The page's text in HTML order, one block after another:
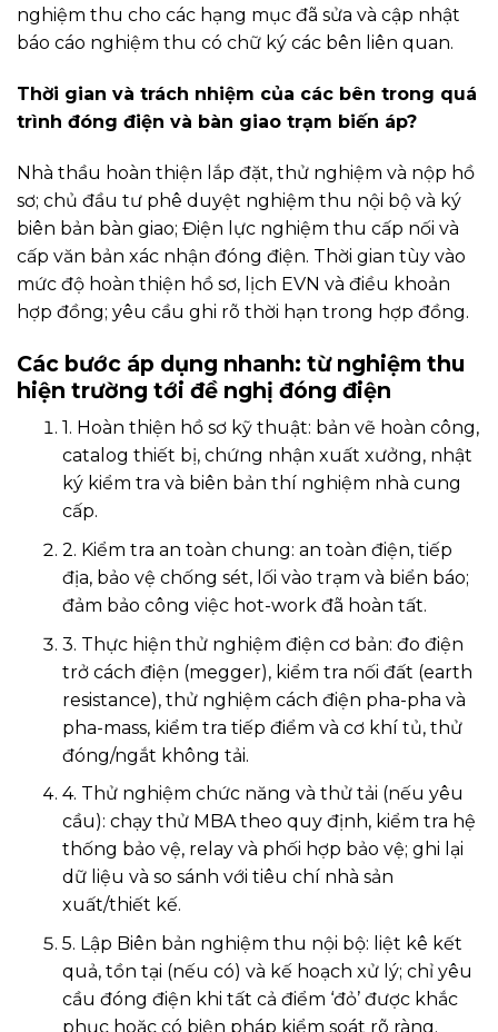
nghiệm thu cho các hạng mục đã sửa và cập nhật
báo cáo nghiệm thu có chữ ký các bên liên quan.
Thời gian và trách nhiệm của các bên trong quá
trình đóng điện và bàn giao trạm biến áp?
Nhà thầu hoàn thiện lắp đặt, thử nghiệm và nộp hồ
sơ; chủ đầu tư phê duyệt nghiệm thu nội bộ và ký
biên bản bàn giao; Điện lực nghiệm thu cấp nối và
cấp văn bản xác nhận đóng điện. Thời gian tùy vào
mức độ hoàn thiện hồ sơ, lịch EVN và điều khoản
hợp đồng; yêu cầu ghi rõ thời hạn trong hợp đồng.
Các bước áp dụng nhanh: từ nghiệm thu
hiện trường tới đề nghị đóng điện
1. Hoàn thiện hồ sơ kỹ thuật: bản vẽ hoàn công,
catalog thiết bị, chứng nhận xuất xưởng, nhật
ký kiểm tra và biên bản thí nghiệm nhà cung
cấp.
2. Kiểm tra an toàn chung: an toàn điện, tiếp
địa, bảo vệ chống sét, lối vào trạm và biển báo;
đảm bảo công việc hot-work đã hoàn tất.
3. Thực hiện thử nghiệm điện cơ bản: đo điện
trở cách điện (megger), kiểm tra nối đất (earth
resistance), thử nghiệm cách điện pha-pha và
pha-mass, kiểm tra tiếp điểm và cơ khí tủ, thử
đóng/ngắt không tải.
4. Thử nghiệm chức năng và thử tải (nếu yêu
cầu): chạy thử MBA theo quy định, kiểm tra hệ
thống bảo vệ, relay và phối hợp bảo vệ; ghi lại
dữ liệu và so sánh với tiêu chí nhà sản
xuất/thiết kế.
5. Lập Biên bản nghiệm thu nội bộ: liệt kê kết
quả, tồn tại (nếu có) và kế hoạch xử lý; chỉ yêu
cầu đóng điện khi tất cả điểm ‘đỏ’ được khắc
phục hoặc có biện pháp kiểm soát rõ ràng.